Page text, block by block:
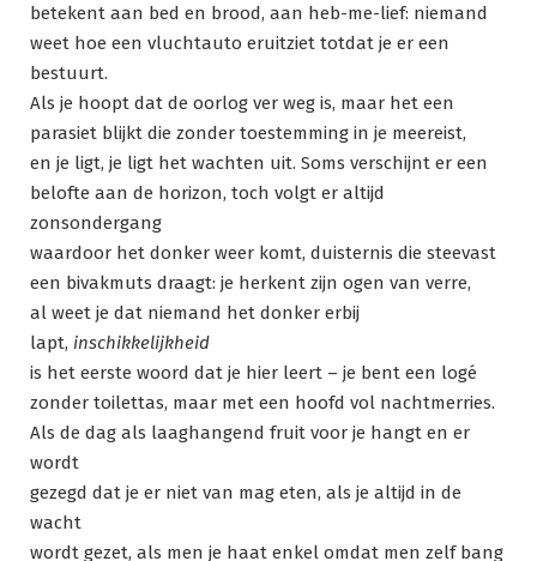
betekent aan bed en brood, aan heb-me-lief: niemand
weet hoe een vluchtauto eruitziet totdat je er een
bestuurt.
Als je hoopt dat de oorlog ver weg is, maar het een
parasiet blijkt die zonder toestemming in je meereist,
en je ligt, je ligt het wachten uit. Soms verschijnt er een
belofte aan de horizon, toch volgt er altijd
zonsondergang
waardoor het donker weer komt, duisternis die steevast
een bivakmuts draagt: je herkent zijn ogen van verre,
al weet je dat niemand het donker erbij
lapt, inschikkelijkheid
is het eerste woord dat je hier leert – je bent een logé
zonder toilettas, maar met een hoofd vol nachtmerries.
Als de dag als laaghangend fruit voor je hangt en er
wordt
gezegd dat je er niet van mag eten, als je altijd in de
wacht
wordt gezet, als men je haat enkel omdat men zelf bang